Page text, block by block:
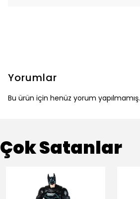
Yorumlar
Bu ürün için henüz yorum yapılmamış.
Çok Satanlar